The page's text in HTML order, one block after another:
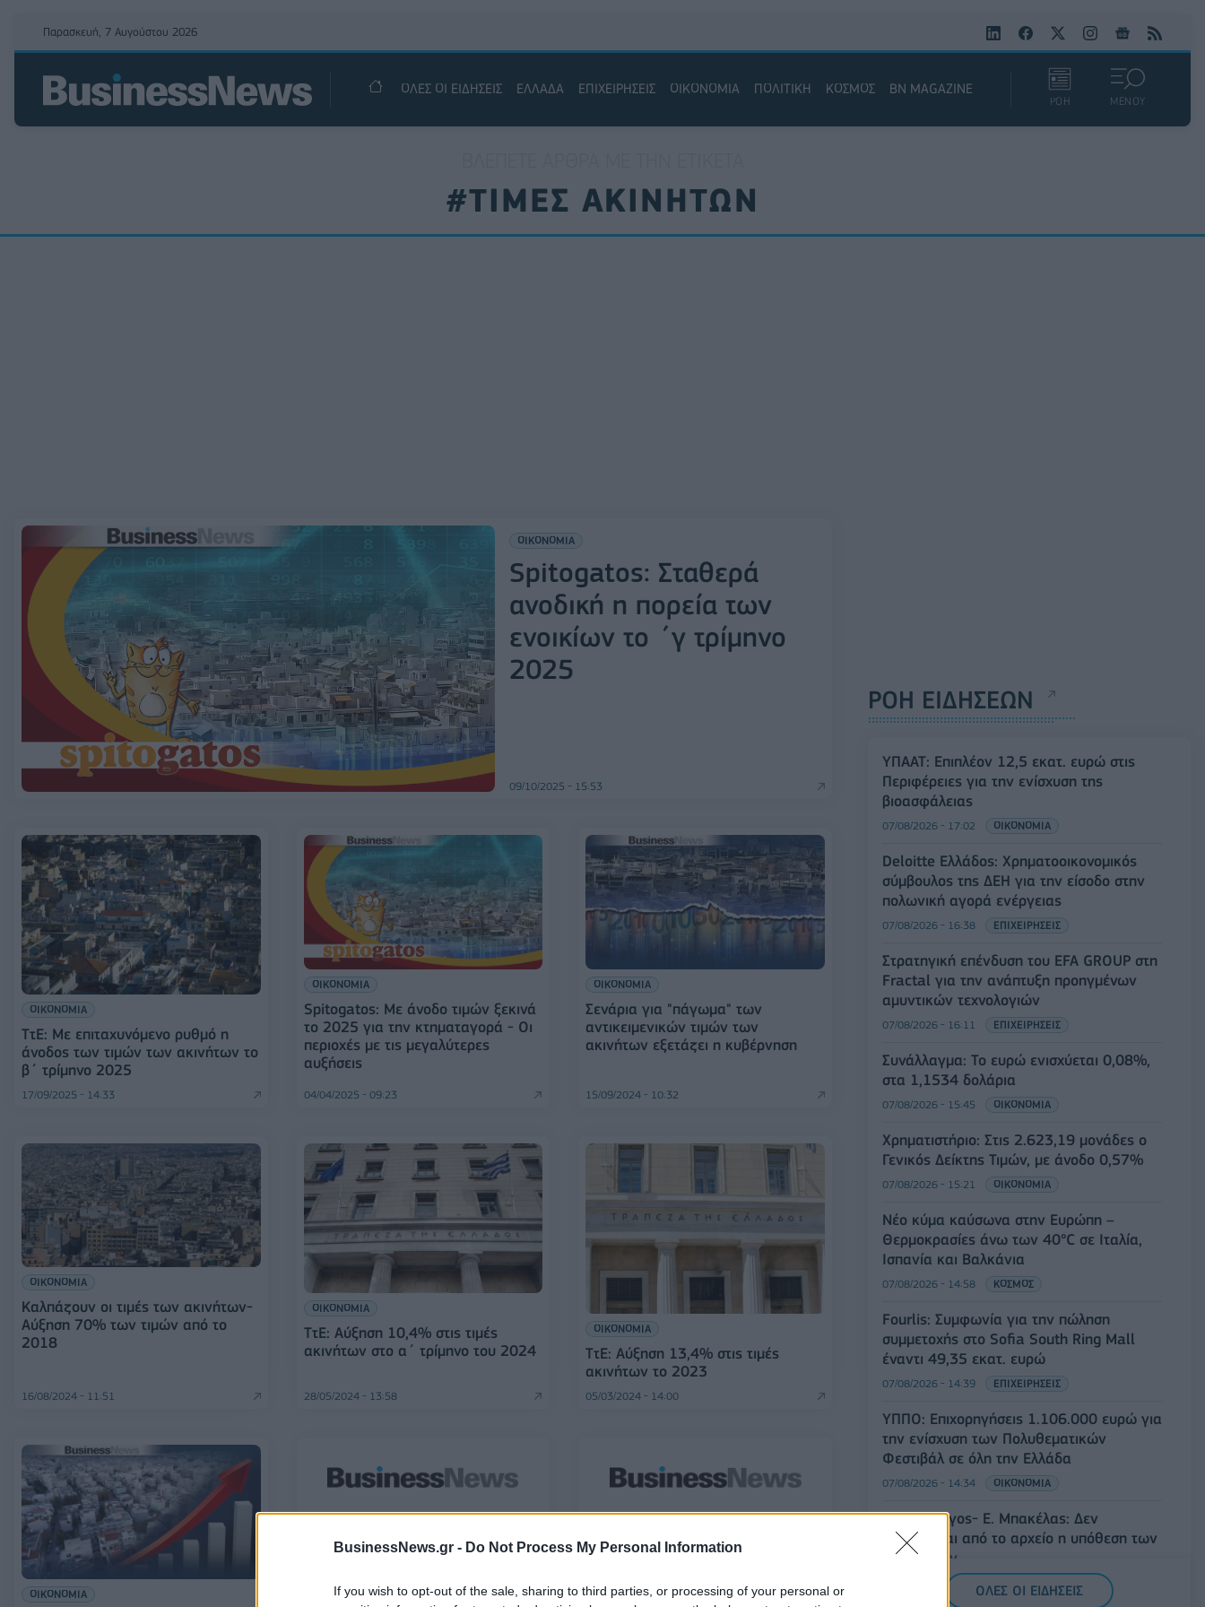
BusinessNews.gr - Do Not Process My Personal Information
If you wish to opt-out of the sale, sharing to third parties, or processing of your personal or
Παρασκευή, 7 Αυγούστου 2026
ΟΛΕΣ ΟΙ ΕΙΔΗΣΕΙΣ ΕΛΛΑΔΑ ΕΠΙΧΕΙΡΗΣΕΙΣ ΟΙΚΟΝΟΜΙΑ ΠΟΛΙΤΙΚΗ ΚΟΣΜΟΣ BN MAGAZINE
ΡΟΗ ΜΕΝΟΥ
#ΤΙΜΕΣ ΑΚΙΝΗΤΩΝ
ΟΙΚΟΝΟΜΙΑ
Spitogatos: Σταθερά
ανοδική η πορεία των
ενοικίων το ΄γ τρίμηνο
2025
09/10/2025 - 15:53
ΟΙΚΟΝΟΜΙΑ
ΤτΕ: Με επιταχυνόμενο ρυθμό η
άνοδος των τιμών των ακινήτων το
β΄ τρίμηνο 2025
17/09/2025 - 14:33
ΟΙΚΟΝΟΜΙΑ
Spitogatos: Με άνοδο τιμών ξεκινά
το 2025 για την κτηματαγορά - Οι
περιοχές με τις μεγαλύτερες
αυξήσεις
04/04/2025 - 09:23
ΟΙΚΟΝΟΜΙΑ
Σενάρια για "πάγωμα" των
αντικειμενικών τιμών των
ακινήτων εξετάζει η κυβέρνηση
15/09/2024 - 10:32
ΟΙΚΟΝΟΜΙΑ
Καλπάζουν οι τιμές των ακινήτων-
Αύξηση 70% των τιμών από το
2018
16/08/2024 - 11:51
ΟΙΚΟΝΟΜΙΑ
ΤτΕ: Αύξηση 10,4% στις τιμές
ακινήτων στο α΄ τρίμηνο του 2024
28/05/2024 - 13:58
ΟΙΚΟΝΟΜΙΑ
ΤτΕ: Αύξηση 13,4% στις τιμές
ακινήτων το 2023
05/03/2024 - 14:00
ΟΙΚΟΝΟΜΙΑ
Ελλάδα: Διαθέτει τις χαμηλότερες
πανευρωπαϊκά
Ελλάδα: Διαθέτει τις χαμηλότερες
πανευρωπαϊκά
ΡΟΗ ΕΙΔΗΣΕΩΝ
ΥΠΑΑΤ: Επιπλέον 12,5 εκατ. ευρώ στις
Περιφέρειες για την ενίσχυση της
βιοασφάλειας
07/08/2026 - 17:02 ΟΙΚΟΝΟΜΙΑ
Deloitte Ελλάδος: Χρηματοοικονομικός
σύμβουλος της ΔΕΗ για την είσοδο στην
πολωνική αγορά ενέργειας
07/08/2026 - 16:38 ΕΠΙΧΕΙΡΗΣΕΙΣ
Στρατηγική επένδυση του EFA GROUP στη
Fractal για την ανάπτυξη προηγμένων
αμυντικών τεχνολογιών
07/08/2026 - 16:11 ΕΠΙΧΕΙΡΗΣΕΙΣ
Συνάλλαγμα: Το ευρώ ενισχύεται 0,08%,
στα 1,1534 δολάρια
07/08/2026 - 15:45 ΟΙΚΟΝΟΜΙΑ
Χρηματιστήριο: Στις 2.623,19 μονάδες ο
Γενικός Δείκτης Τιμών, με άνοδο 0,57%
07/08/2026 - 15:21 ΟΙΚΟΝΟΜΙΑ
Νέο κύμα καύσωνα στην Ευρώπη –
Θερμοκρασίες άνω των 40°C σε Ιταλία,
Ισπανία και Βαλκάνια
07/08/2026 - 14:58 ΚΟΣΜΟΣ
Fourlis: Συμφωνία για την πώληση
συμμετοχής στο Sofia South Ring Mall
έναντι 49,35 εκατ. ευρώ
07/08/2026 - 14:39 ΕΠΙΧΕΙΡΗΣΕΙΣ
ΥΠΠΟ: Επιχορηγήσεις 1.106.000 ευρώ για
την ενίσχυση των Πολυθεματικών
Φεστιβάλ σε όλη την Ελλάδα
07/08/2026 - 14:34 ΟΙΚΟΝΟΜΙΑ
Άρειος Πάγος- Ε. Μπακέλας: Δεν
ανασύρεται από το αρχείο η υπόθεση των
υποκλοπών
07/08/2026 - 14:11 ΕΛΛΑΔΑ
ΟΛΕΣ ΟΙ ΕΙΔΗΣΕΙΣ